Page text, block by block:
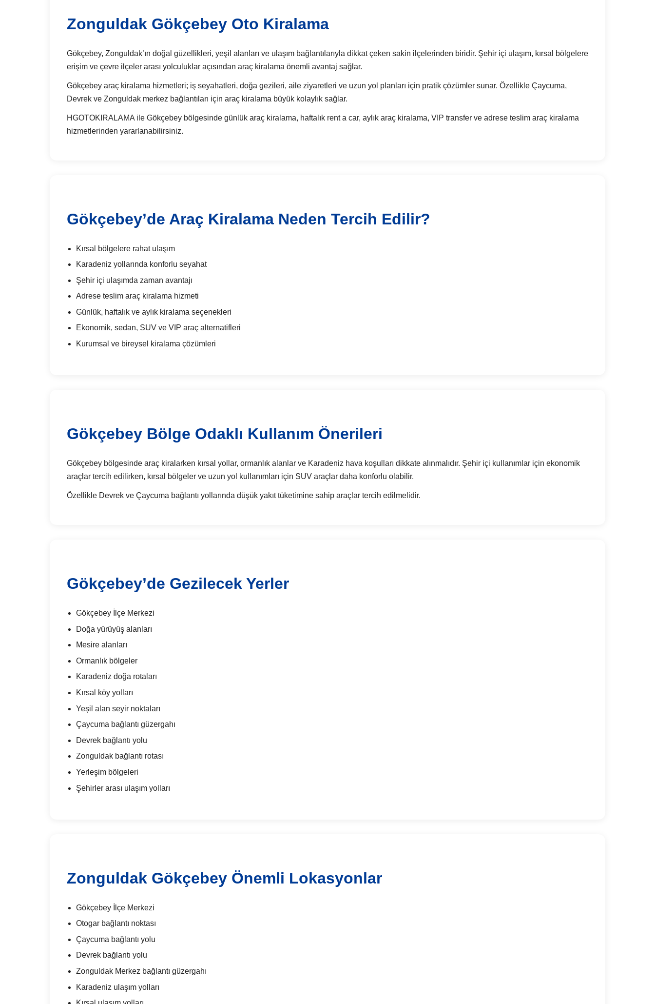
Zonguldak Gökçebey Oto Kiralama
Gökçebey, Zonguldak’ın doğal güzellikleri, yeşil alanları ve ulaşım bağlantılarıyla dikkat çeken sakin ilçelerinden biridir. Şehir içi ulaşım, kırsal bölgelere
erişim ve çevre ilçeler arası yolculuklar açısından araç kiralama önemli avantaj sağlar.
Gökçebey araç kiralama hizmetleri; iş seyahatleri, doğa gezileri, aile ziyaretleri ve uzun yol planları için pratik çözümler sunar. Özellikle Çaycuma,
Devrek ve Zonguldak merkez bağlantıları için araç kiralama büyük kolaylık sağlar.
HGOTOKIRALAMA ile Gökçebey bölgesinde günlük araç kiralama, haftalık rent a car, aylık araç kiralama, VIP transfer ve adrese teslim araç kiralama
hizmetlerinden yararlanabilirsiniz.
Gökçebey’de Araç Kiralama Neden Tercih Edilir?
Kırsal bölgelere rahat ulaşım
Karadeniz yollarında konforlu seyahat
Şehir içi ulaşımda zaman avantajı
Adrese teslim araç kiralama hizmeti
Günlük, haftalık ve aylık kiralama seçenekleri
Ekonomik, sedan, SUV ve VIP araç alternatifleri
Kurumsal ve bireysel kiralama çözümleri
Gökçebey Bölge Odaklı Kullanım Önerileri
Gökçebey bölgesinde araç kiralarken kırsal yollar, ormanlık alanlar ve Karadeniz hava koşulları dikkate alınmalıdır. Şehir içi kullanımlar için ekonomik
araçlar tercih edilirken, kırsal bölgeler ve uzun yol kullanımları için SUV araçlar daha konforlu olabilir.
Özellikle Devrek ve Çaycuma bağlantı yollarında düşük yakıt tüketimine sahip araçlar tercih edilmelidir.
Gökçebey’de Gezilecek Yerler
Gökçebey İlçe Merkezi
Doğa yürüyüş alanları
Mesire alanları
Ormanlık bölgeler
Karadeniz doğa rotaları
Kırsal köy yolları
Yeşil alan seyir noktaları
Çaycuma bağlantı güzergahı
Devrek bağlantı yolu
Zonguldak bağlantı rotası
Yerleşim bölgeleri
Şehirler arası ulaşım yolları
Zonguldak Gökçebey Önemli Lokasyonlar
Gökçebey İlçe Merkezi
Otogar bağlantı noktası
Çaycuma bağlantı yolu
Devrek bağlantı yolu
Zonguldak Merkez bağlantı güzergahı
Karadeniz ulaşım yolları